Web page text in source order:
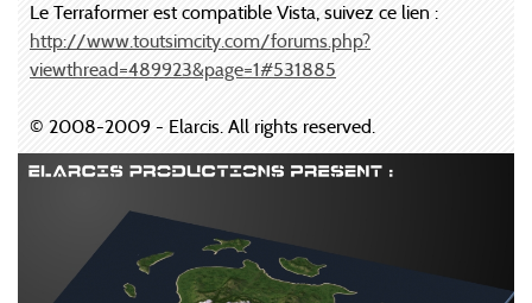
Le Terraformer est compatible Vista, suivez ce lien :
http://www.toutsimcity.com/forums.php?
viewthread=489923&page=1#531885
© 2008-2009 - Elarcis. All rights reserved.